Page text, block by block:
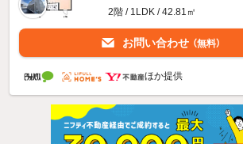
2階 / 1LDK / 42.81㎡
お問い合わせ （無料）
ほか提供